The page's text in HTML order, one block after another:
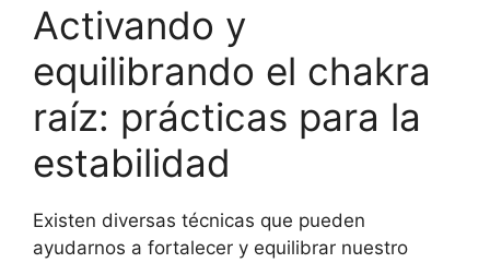
Activando y
equilibrando el chakra
raíz: prácticas para la
estabilidad
Existen diversas técnicas que pueden
ayudarnos a fortalecer y equilibrar nuestro